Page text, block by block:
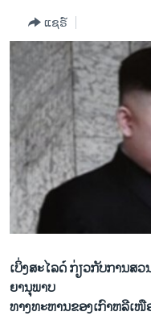
ອິດສະຫຼະພາບດ້ານການຂ່າວ
ຊີວິດຊາວລາວ
ຊຸມຊົນຊາວລາວ
ວິທະຍາສາດ-ເທັກໂນໂລຈີ
ທຸລະກິດ
ພາສາອັງກິດ
ວີດີໂອ
ສຽງ
ລາຍການກະຈາຍສຽງ
ຕິດຕາມພວກເຮົາ ທີ່
ແຊຣ໌
ເບິ່ງສະໄລດ໌ ກ່ຽວກັບການສ
ຍານຸພາບ
ທາງທະຫານຂອງເກົາຫລີເໜື